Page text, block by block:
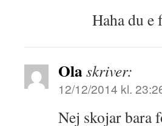
Haha du e
Olaskriver:
12/12/2014 kl.
Nej skojar bara